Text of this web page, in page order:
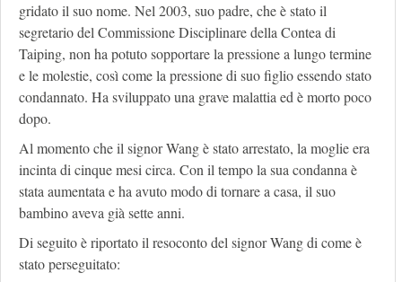
gridato il suo nome. Nel 2003, suo padre, che è stato il
segretario del Commissione Disciplinare della Contea di
Taiping, non ha potuto sopportare la pressione a lungo termine
e le molestie, così come la pressione di suo figlio essendo stato
condannato. Ha sviluppato una grave malattia ed è morto poco
dopo.
Al momento che il signor Wang è stato arrestato, la moglie era
incinta di cinque mesi circa. Con il tempo la sua condanna è
stata aumentata e ha avuto modo di tornare a casa, il suo
bambino aveva già sette anni.
Di seguito è riportato il resoconto del signor Wang di come è
stato perseguitato: